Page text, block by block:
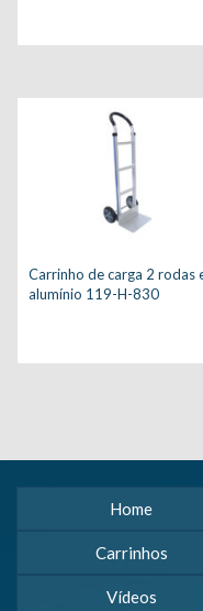
Carrinho de carga 2 rodas
alumínio 119-H-830
Home
Carrinhos
Vídeos